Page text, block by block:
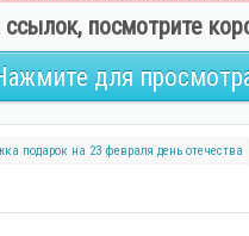
посмотрите
для
подарок на 23 февраля день отечества